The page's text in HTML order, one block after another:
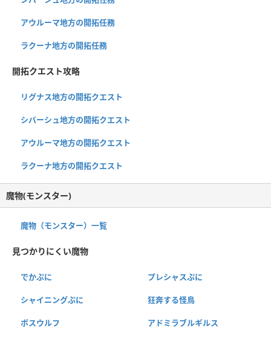
アウルーマ地方の開拓任務
ラクーナ地方の開拓任務
開拓クエスト攻略
リグナス地方の開拓クエスト
シバーシュ地方の開拓クエスト
アウルーマ地方の開拓クエスト
ラクーナ地方の開拓クエスト
魔物(モンスター)
魔物（モンスター）一覧
見つかりにくい魔物
でかぷに プレシャスぷに
シャイニングぷに 狂奔する怪鳥
ボスウルフ アドミラブルギルス